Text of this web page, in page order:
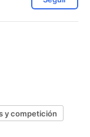
y competición